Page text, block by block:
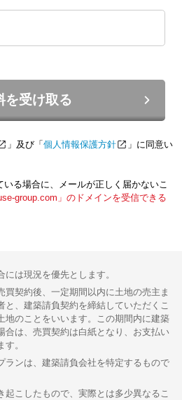
を受け取る
」及び「 個人情報保護方針
」に同意い
いる場合に、メールが正しく届かないこ
group.com」のドメインを受信できる
には現況を優先とします。
買契約後、一定期間以内に土地の売主ま
と、建築請負契約を締結していただくこ
地のことをいいます。この期間内に建築
合は、売買契約は白紙となり、お支払い
。
ランは、建築請負会社を特定するもので
起こしたもので、実際とは多少異なるこ